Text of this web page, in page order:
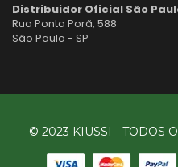
Distribuidor Oficial São
Rua Ponta Porã, 588
São Paulo - SP
© 2023 KIUSSI - TODOS